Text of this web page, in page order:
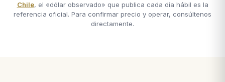
Chile, el «dólar observado» que publica cada día hábil es la
referencia oficial. Para confirmar precio y operar, consúltenos
directamente.